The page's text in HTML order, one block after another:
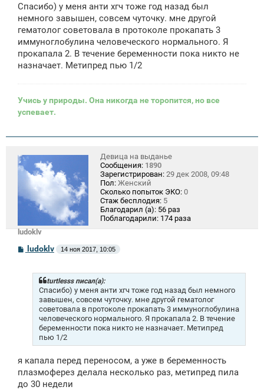
б
щ
н
и
Спасибо) у меня анти хгч тоже год назад был
немного завышен, совсем чуточку. мне другой
гематолог советовала в протоколе прокапать 3
иммуноглобулина человеческого нормального. Я
прокапала 2. В течение беременности пока никто не
назначает. Метипред пью 1/2
Учись у природы. Она никогда не торопится, но все
успевает.
ludoklv
Девица на выданье
Сообщения: 1890
Зарегистрирован: 29 дек 2008, 09:48
Пол: Женский
Сколько попыток ЭКО: 0
Стаж бесплодия: 5
Благодарил (а): 56 раз
Поблагодарили: 174 раза
С
о
ludoklv 14 ноя 2017, 10:05
turtlesss писал(а):
Спасибо) у меня анти хгч тоже год назад был немного
завышен, совсем чуточку. мне другой гематолог
советовала в протоколе прокапать 3 иммуноглобулина
человеческого нормального. Я прокапала 2. В течение
беременности пока никто не назначает. Метипред
пью 1/2
я капала перед переносом, а уже в беременность
плазмоферез делала несколько раз, метипред пила
до 30 недели